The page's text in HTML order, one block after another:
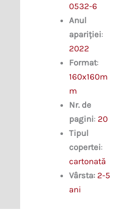
0532-6
Anul
apariției:
2022
Format:
160x160m
m
Nr. de
pagini: 20
Tipul
copertei:
cartonată
Vârsta: 2-5
ani